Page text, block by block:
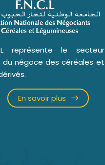
représente le secteur
du négoce des céréales et
En savoir plus